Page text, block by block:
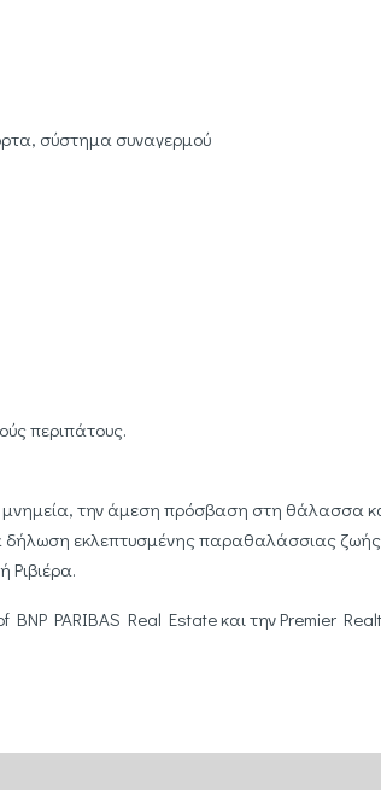
σύστημα συναγερμού
περιπάτους.
μνημεία, την άμεση πρόσβαση στη θάλασσα
δήλωση εκλεπτυσμένης παραθαλάσσιας
Ριβιέρα.
PARIBAS Real Estate και την Premier